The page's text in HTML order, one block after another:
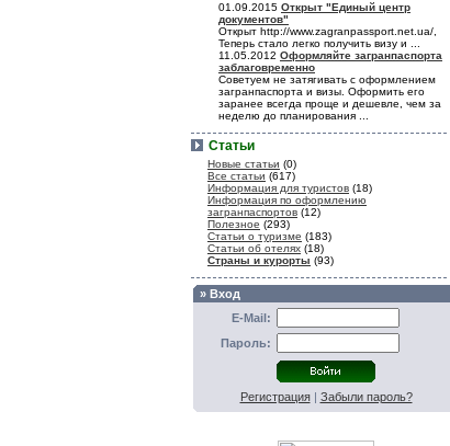
01.09.2015 Открыт "Единый центр
документов"
Открыт http://www.zagranpassport.net.ua/,
Теперь стало легко получить визу и ...
11.05.2012 Оформляйте загранпаспорта
заблаговременно
Советуем не затягивать с оформлением
загранпаспорта и визы. Оформить его
заранее всегда проще и дешевле, чем за
неделю до планирования ...
Статьи
Новые статьи (0)
Все статьи (617)
Информация для туристов (18)
Информация по оформлению
загранпаспортов (12)
Полезное (293)
Статьи о туризме (183)
Статьи об отелях (18)
Страны и курорты (93)
» Вход
E-Mail:
Пароль:
Регистрация| Забыли пароль?